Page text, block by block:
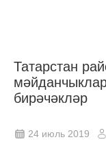
Татарстан
бирәчәкләр
24 июль 2019